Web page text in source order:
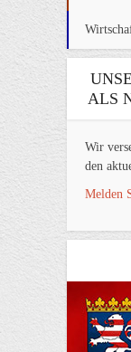
ALS
Wir
den
Melden